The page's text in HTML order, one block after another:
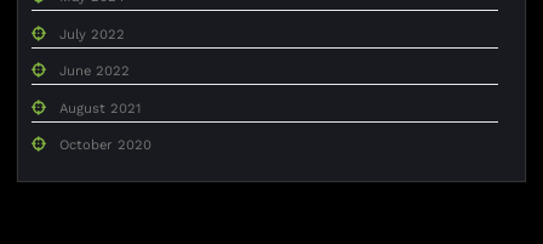
July 2022
June 2022
August 2021
October 2020